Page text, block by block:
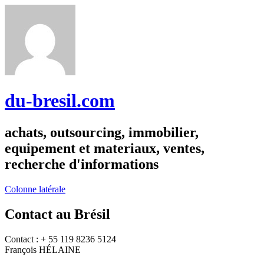
du-bresil.com
achats, outsourcing, immobilier,
equipement et materiaux, ventes,
recherche d'informations
Colonne latérale
Contact au Brésil
Contact : + 55 119 8236 5124
François HÉLAINE